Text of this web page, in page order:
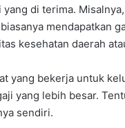
yang di terima.
mendapatkan
kesehatan daerah
yang bekerja untuk
yang lebih besar.
sendiri.